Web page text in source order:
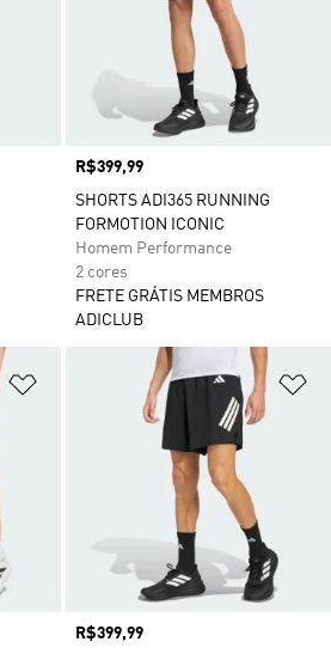
Preço
R$399,99
SHORTS ADI365 RUNNING
FORMOTION ICONIC
Homem Performance
2 cores
FRETE GRÁTIS MEMBROS
ADICLUB
Adicionar à Lista de Desejos
Preço
R$399,99